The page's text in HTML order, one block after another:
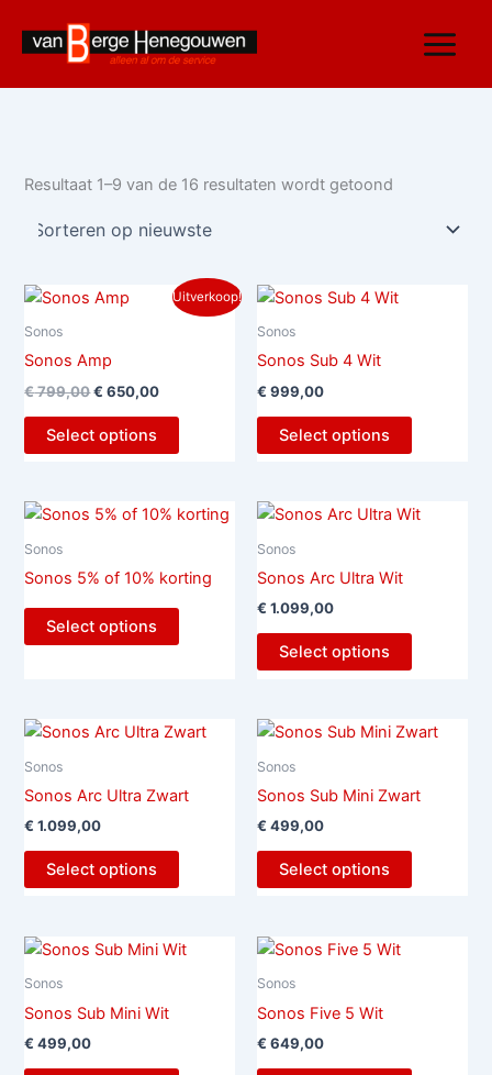
inhoud
Resultaat 1–9 van de 16 resultaten wordt getoond
nieuwste
Uitverkoop!
Sonos
Sonos Amp
€799,00
Oorspronkelijke
prijs
€ 650,00
Huidige
prijs
Select options
Sonos
Sonos Sub 4 Wit
€ 999,00
Select options
Sonos
Sonos 5% of 10% korting
Select options
Sonos
Sonos Arc Ultra Wit
€ 1.099,00
Select options
Sonos
Sonos Arc Ultra Zwart
€ 1.099,00
Select options
Sonos
Sonos Sub Mini Zwart
€ 499,00
Select options
Sonos
Sonos Sub Mini Wit
€ 499,00
Sonos
Sonos Five 5 Wit
€ 649,00